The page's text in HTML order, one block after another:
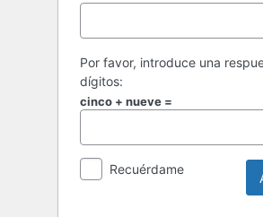
Por favor, introduce una
dígitos:
cinco + nueve =
Recuérdame